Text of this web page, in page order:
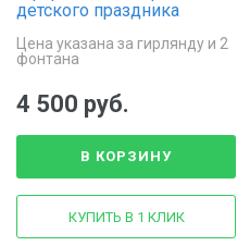
детского праздника
Цена указана за гирлянду и 2
фонтана
4 500 руб.
В КОРЗИНУ
КУПИТЬ В 1 КЛИК